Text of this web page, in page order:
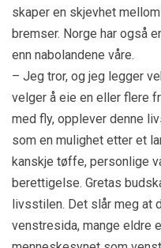
skaper en skjevhet
bremser. Norge har også
enn nabolandene våre.
– Jeg tror, og jeg legger
velger å eie en eller flere
med fly, opplever denne
som en mulighet etter et
kanskje tøffe, personlige
berettigelse. Gretas
livsstilen. Det slår meg at
venstresida, mange eldre